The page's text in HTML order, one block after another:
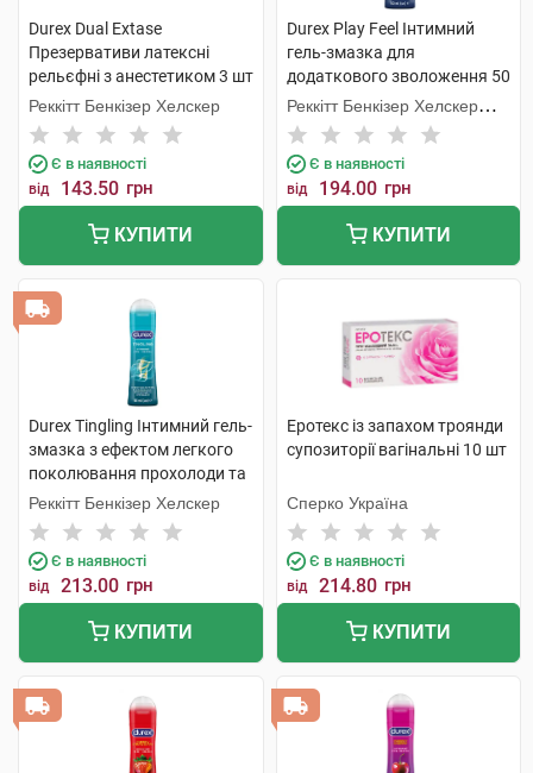
Durex Dual Extase
Презервативи латексні
рельєфні з анестетиком 3 шт
Реккітт Бенкізер Хелскер
Є в наявності
від 143.50 грн
КУПИТИ
Durex Play Feel Інтимний
гель-змазка для
додаткового зволоження 50
мл 1 флакон
Реккітт Бенкізер Хелскер
Мануфектурінг
Є в наявності
від 194.00 грн
КУПИТИ
Durex Tingling Інтимний гель-
змазка з ефектом легкого
поколювання прохолоди та
зігрівання 50 мл 1 туба
Реккітт Бенкізер Хелскер
Є в наявності
від 213.00 грн
КУПИТИ
Еротекс із запахом троянди
супозиторії вагінальні 10 шт
Сперко Україна
Є в наявності
від 214.80 грн
КУПИТИ